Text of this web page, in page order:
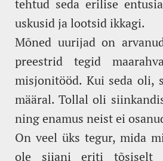
tehtud seda erilise
uskusid ja lootsid ikkagi.
Mõned uurijad on
preestrid tegid
misjonitööd. Kui seda oli,
määral. Tollal oli
ning enamus neist ei
On veel üks tegur, mida
ole siiani eriti tõsiselt